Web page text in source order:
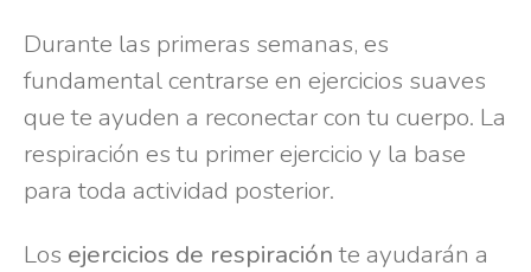
Durante las primeras semanas, es
fundamental centrarse en ejercicios suaves
que te ayuden a reconectar con tu cuerpo. La
respiración es tu primer ejercicio y la base
para toda actividad posterior.
Los ejercicios de respiraciónte ayudarán a